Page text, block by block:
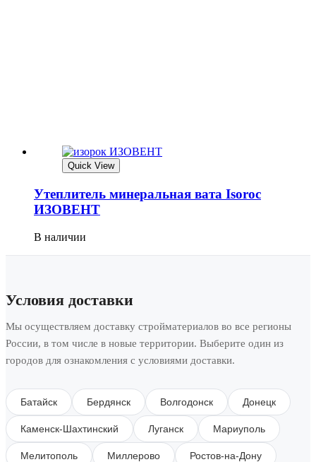
Quick View
Утеплитель минеральная вата Isoroc
ИЗОВЕНТ
В наличии
Условия доставки
Мы осуществляем доставку стройматериалов во все регионы
России, в том числе в новые территории. Выберите один из
городов для ознакомления с условиями доставки.
Батайск Бердянск Волгодонск Донецк
Каменск-Шахтинский Луганск Мариуполь
Мелитополь Миллерово Ростов-на-Дону